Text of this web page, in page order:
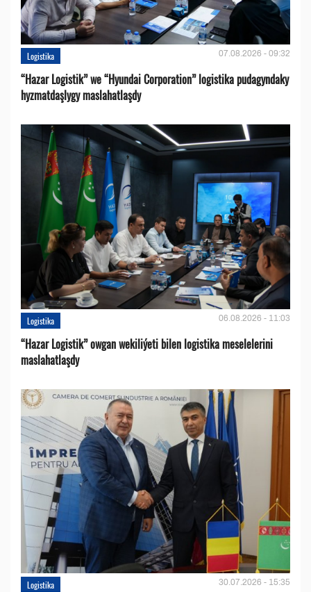
Logistika 07.08.2026 - 09:32
“Hazar Logistik” we “Hyundai Corporation” logistika pudagyndaky
hyzmatdaşlygy maslahatlaşdy
Logistika 06.08.2026 - 11:03
“Hazar Logistik” owgan wekiliýeti bilen logistika meselelerini
maslahatlaşdy
Logistika 30.07.2026 - 15:35